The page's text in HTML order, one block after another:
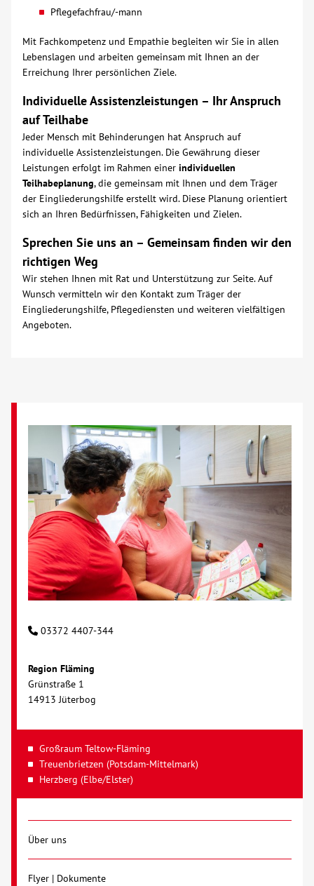
Pflegefachfrau/-mann
Mit Fachkompetenz und Empathie begleiten wir Sie in allen
Lebenslagen und arbeiten gemeinsam mit Ihnen an der
Erreichung Ihrer persönlichen Ziele.
Individuelle Assistenzleistungen – Ihr Anspruch
auf Teilhabe
Jeder Mensch mit Behinderungen hat Anspruch auf
individuelle Assistenzleistungen. Die Gewährung dieser
Leistungen erfolgt im Rahmen einer individuellen
Teilhabeplanung, die gemeinsam mit Ihnen und dem Träger
der Eingliederungshilfe erstellt wird. Diese Planung orientiert
sich an Ihren Bedürfnissen, Fähigkeiten und Zielen.
Sprechen Sie uns an – Gemeinsam finden wir den
richtigen Weg
Wir stehen Ihnen mit Rat und Unterstützung zur Seite. Auf
Wunsch vermitteln wir den Kontakt zum Träger der
Eingliederungshilfe, Pflegediensten und weiteren vielfältigen
Angeboten.
03372 4407-344
Region Fläming
Grünstraße 1
14913 Jüterbog
Großraum Teltow-Fläming
Treuenbrietzen (Potsdam-Mittelmark)
Herzberg (Elbe/Elster)
Über uns
Flyer | Dokumente